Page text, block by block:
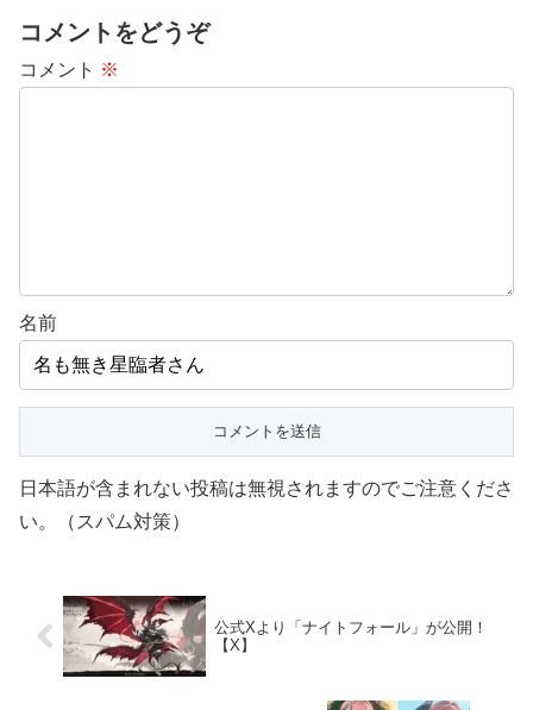
コメントをどうぞ
コメント ※
名前
日本語が含まれない投稿は無視されますのでご注意くださ
い。（スパム対策）
公式Xより「ナイトフォール」が公開！
【X】